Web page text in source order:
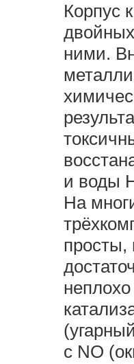
Корпус
ними.
и воды
На
просты,
с NO